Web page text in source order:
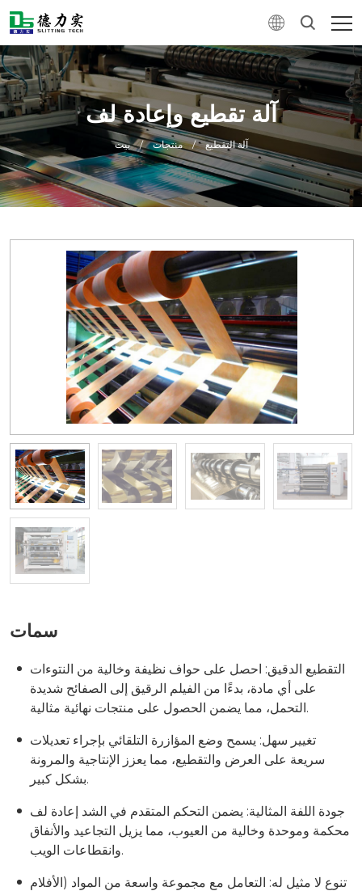
آلة تقطيع وإعادة لف
بيت / منتجات / آلة التقطيع0
سمات
التقطيع الدقيق: احصل على حواف نظيفة وخالية من النتوءات
على أي مادة، بدءًا من الفيلم الرقيق إلى الصفائح شديدة
التحمل، مما يضمن الحصول على منتجات نهائية مثالية.
تغيير سهل: يسمح وضع المؤازرة التلقائي بإجراء تعديلات
سريعة على العرض والتقطيع، مما يعزز الإنتاجية والمرونة
بشكل كبير.
جودة اللفة المثالية: يضمن التحكم المتقدم في الشد إعادة لف
محكمة وموحدة وخالية من العيوب، مما يزيل التجاعيد والأنفاق
وانقطاعات الويب.
تنوع لا مثيل له: التعامل مع مجموعة واسعة من المواد (الأفلام